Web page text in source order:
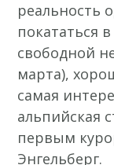
реальность
покататься
свободной
марта),
самая
альпийская
первым
Энгельберг.